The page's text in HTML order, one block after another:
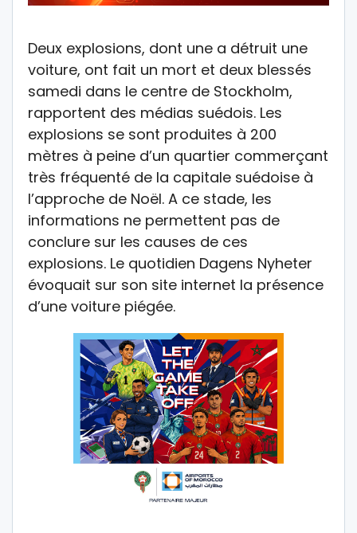
Deux explosions, dont une a détruit une
voiture, ont fait un mort et deux blessés
samedi dans le centre de Stockholm,
rapportent des médias suédois. Les
explosions se sont produites à 200
mètres à peine d’un quartier commerçant
très fréquenté de la capitale suédoise à
l’approche de Noël. A ce stade, les
informations ne permettent pas de
conclure sur les causes de ces
explosions. Le quotidien Dagens Nyheter
évoquait sur son site internet la présence
d’une voiture piégée.